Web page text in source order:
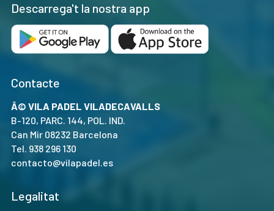
Descarrega't la nostra app
Contacte
Â© VILA PADEL VILADECAVALLS
B-120, PARC. 144, POL. IND.
Can Mir 08232 Barcelona
Tel. 938 296 130
contacto@vilapadel.es
Legalitat